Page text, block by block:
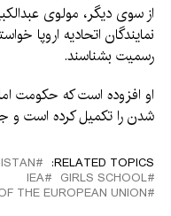
از سوی دیگر، مولوی
نمایندگان اتحادیه اروپا
رسمیت بشناسند.
او افزوده است که حکومت
شدن را تکمیل کرده است و
RELATED TOPICS:
GIRLS SCHOOL
IEA
THE EUROPEAN UNION